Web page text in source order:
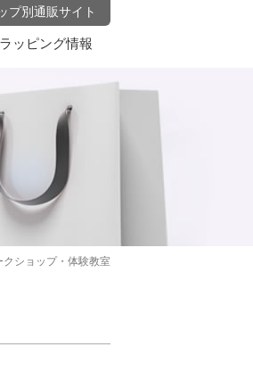
プ別通販サイト
ッピング情報
クショップ・体験教室